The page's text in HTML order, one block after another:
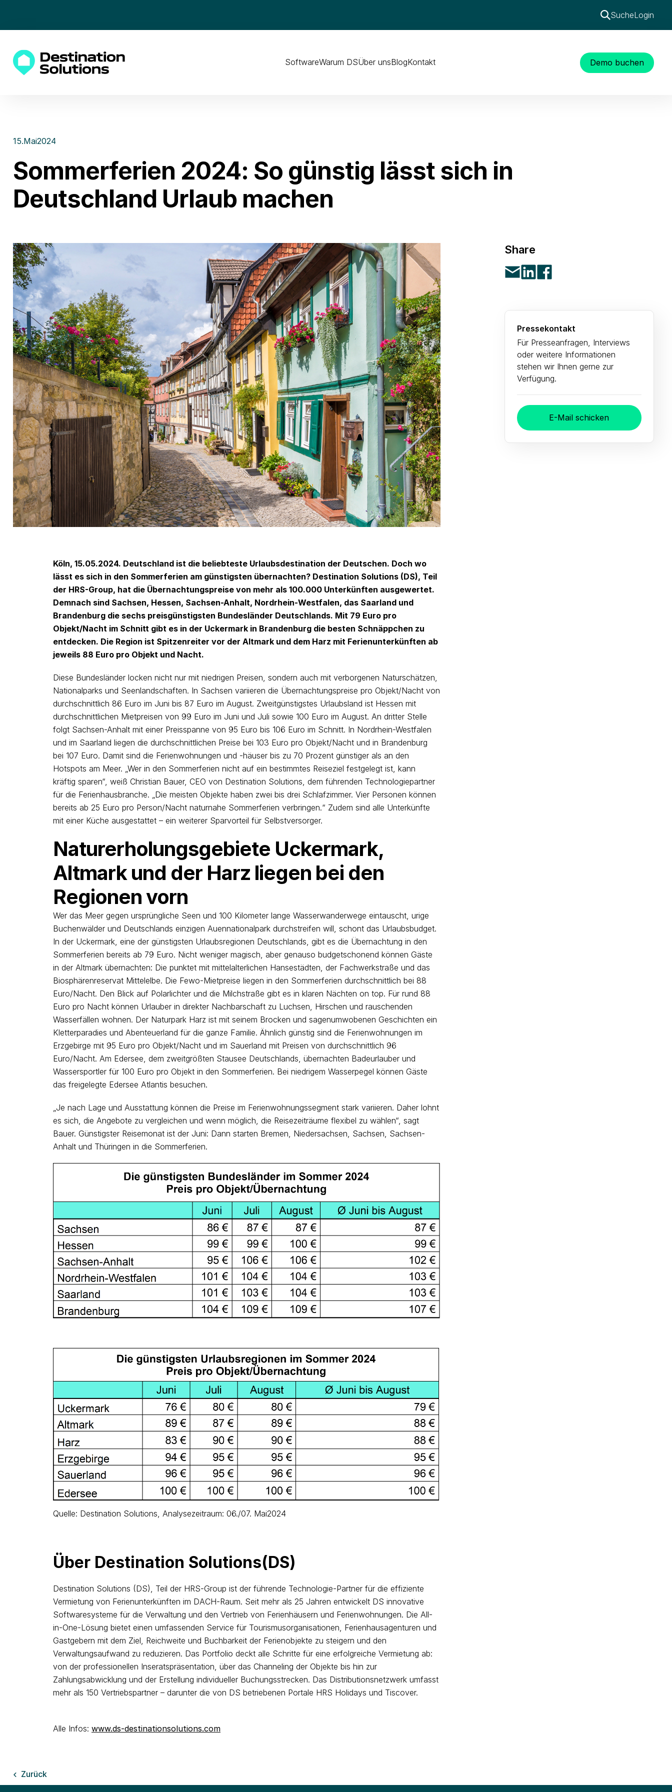
SucheLogin
SoftwareWarum DSÜber unsBlogKontakt Demo buchen
15.Mai2024
Sommerferien 2024: So günstig lässt sich in
Deutschland Urlaub machen
Köln, 15.05.2024. Deutschland ist die beliebteste Urlaubsdestination der Deutschen. Doch wo
lässt es sich in den Sommerferien am günstigsten übernachten? Destination Solutions (DS), Teil
der HRS-Group, hat die Übernachtungspreise von mehr als 100.000 Unterkünften ausgewertet.
Demnach sind Sachsen, Hessen, Sachsen-Anhalt, Nordrhein-Westfalen, das Saarland und
Brandenburg die sechs preisgünstigsten Bundesländer Deutschlands. Mit 79 Euro pro
Objekt/Nacht im Schnitt gibt es in der Uckermark in Brandenburg die besten Schnäppchen zu
entdecken. Die Region ist Spitzenreiter vor der Altmark und dem Harz mit Ferienunterkünften ab
jeweils 88 Euro pro Objekt und Nacht.
Diese Bundesländer locken nicht nur mit niedrigen Preisen, sondern auch mit verborgenen Naturschätzen,
Nationalparks und Seenlandschaften. In Sachsen variieren die Übernachtungspreise pro Objekt/Nacht von
durchschnittlich 86 Euro im Juni bis 87 Euro im August. Zweitgünstigstes Urlaubsland ist Hessen mit
durchschnittlichen Mietpreisen von 99 Euro im Juni und Juli sowie 100 Euro im August. An dritter Stelle
folgt Sachsen-Anhalt mit einer Preisspanne von 95 Euro bis 106 Euro im Schnitt. In Nordrhein-Westfalen
und im Saarland liegen die durchschnittlichen Preise bei 103 Euro pro Objekt/Nacht und in Brandenburg
bei 107 Euro. Damit sind die Ferienwohnungen und -häuser bis zu 70 Prozent günstiger als an den
Hotspots am Meer. „Wer in den Sommerferien nicht auf ein bestimmtes Reiseziel festgelegt ist, kann
kräftig sparen“, weiß Christian Bauer, CEO von Destination Solutions, dem führenden Technologiepartner
für die Ferienhausbranche. „Die meisten Objekte haben zwei bis drei Schlafzimmer. Vier Personen können
bereits ab 25 Euro pro Person/Nacht naturnahe Sommerferien verbringen.“ Zudem sind alle Unterkünfte
mit einer Küche ausgestattet – ein weiterer Sparvorteil für Selbstversorger.
Naturerholungsgebiete Uckermark,
Altmark und der Harz liegen bei den
Regionen vorn
Wer das Meer gegen ursprüngliche Seen und 100 Kilometer lange Wasserwanderwege eintauscht, urige
Buchenwälder und Deutschlands einzigen Auennationalpark durchstreifen will, schont das Urlaubsbudget.
In der Uckermark, eine der günstigsten Urlaubsregionen Deutschlands, gibt es die Übernachtung in den
Sommerferien bereits ab 79 Euro. Nicht weniger magisch, aber genauso budgetschonend können Gäste
in der Altmark übernachten: Die punktet mit mittelalterlichen Hansestädten, der Fachwerkstraße und das
Biosphärenreservat Mittelelbe. Die Fewo-Mietpreise liegen in den Sommerferien durchschnittlich bei 88
Euro/Nacht. Den Blick auf Polarlichter und die Milchstraße gibt es in klaren Nächten on top. Für rund 88
Euro pro Nacht können Urlauber in direkter Nachbarschaft zu Luchsen, Hirschen und rauschenden
Wasserfällen wohnen. Der Naturpark Harz ist mit seinem Brocken und sagenumwobenen Geschichten ein
Kletterparadies und Abenteuerland für die ganze Familie. Ähnlich günstig sind die Ferienwohnungen im
Erzgebirge mit 95 Euro pro Objekt/Nacht und im Sauerland mit Preisen von durchschnittlich 96
Euro/Nacht. Am Edersee, dem zweitgrößten Stausee Deutschlands, übernachten Badeurlauber und
Wassersportler für 100 Euro pro Objekt in den Sommerferien. Bei niedrigem Wasserpegel können Gäste
das freigelegte Edersee Atlantis besuchen.
„Je nach Lage und Ausstattung können die Preise im Ferienwohnungssegment stark variieren. Daher lohnt
es sich, die Angebote zu vergleichen und wenn möglich, die Reisezeiträume flexibel zu wählen“, sagt
Bauer. Günstigster Reisemonat ist der Juni: Dann starten Bremen, Niedersachsen, Sachsen, Sachsen-
Anhalt und Thüringen in die Sommerferien.
Quelle: Destination Solutions, Analysezeitraum: 06./07. Mai2024
Über Destination Solutions(DS)
Destination Solutions (DS), Teil der HRS-Group ist der führende Technologie-Partner für die effiziente
Vermietung von Ferienunterkünften im DACH-Raum. Seit mehr als 25 Jahren entwickelt DS innovative
Softwaresysteme für die Verwaltung und den Vertrieb von Ferienhäusern und Ferienwohnungen. Die All-
in-One-Lösung bietet einen umfassenden Service für Tourismusorganisationen, Ferienhausagenturen und
Gastgebern mit dem Ziel, Reichweite und Buchbarkeit der Ferienobjekte zu steigern und den
Verwaltungsaufwand zu reduzieren. Das Portfolio deckt alle Schritte für eine erfolgreiche Vermietung ab:
von der professionellen Inseratspräsentation, über das Channeling der Objekte bis hin zur
Zahlungsabwicklung und der Erstellung individueller Buchungsstrecken. Das Distributionsnetzwerk umfasst
mehr als 150 Vertriebspartner – darunter die von DS betriebenen Portale HRS Holidays und Tiscover.
Alle Infos: www.ds-destinationsolutions.com
 Zurück
Share
Pressekontakt
Für Presseanfragen, Interviews
oder weitere Informationen
stehen wir Ihnen gerne zur
Verfügung.
E-Mail schicken